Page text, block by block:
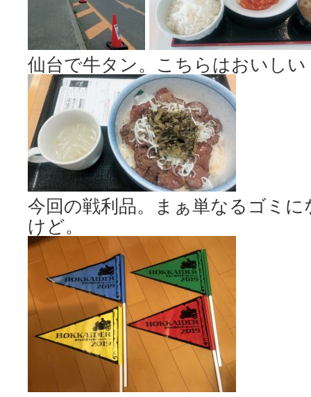
仙台で牛タン。こちらはおいしい
今回の戦利品。まぁ単なるゴミ
けど。